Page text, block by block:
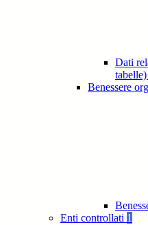
Dati
tabelle)
Benessere
Enti controllati 1